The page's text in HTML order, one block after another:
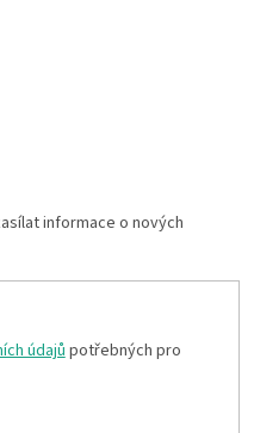
informace o nových
údajůpotřebných pro